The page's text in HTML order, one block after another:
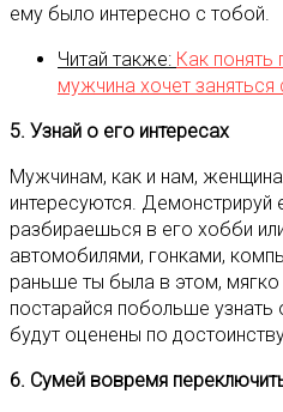
ему было интересно с тобой.
Читай также: Как понять
мужчина хочет заняться
5. Узнай о его интересах
Мужчинам, как и нам,
интересуются. Демонстрируй
разбираешься в его хобби
автомобилями, гонками,
раньше ты была в этом, мягко
постарайся побольше узнать
будут оценены по
6. Сумей вовремя